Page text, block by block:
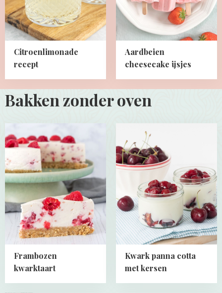
Citroenlimonade
recept
Aardbeien
cheesecake ijsjes
Bakken zonder oven
Frambozen
kwarktaart
more
Frambozen
kwarktaart
Kwark panna cotta
met kersen
more
about
Kwark
met
kersen